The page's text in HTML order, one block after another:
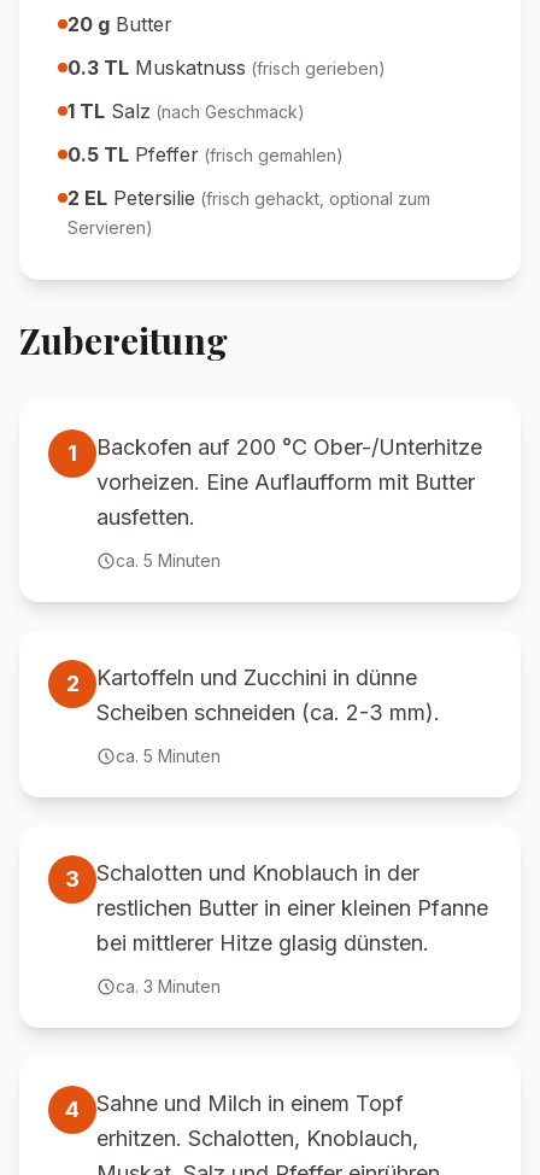
20 g Butter
0.3 TL Muskatnuss (frisch gerieben)
1 TL Salz (nach Geschmack)
0.5 TL Pfeffer (frisch gemahlen)
2 EL Petersilie (frisch gehackt, optional zum
Servieren)
Zubereitung
1
Backofen auf 200 °C Ober-/Unterhitze
vorheizen. Eine Auflaufform mit Butter
ausfetten.
ca. 5 Minuten
2
Kartoffeln und Zucchini in dünne
Scheiben schneiden (ca. 2-3 mm).
ca. 5 Minuten
3
Schalotten und Knoblauch in der
restlichen Butter in einer kleinen Pfanne
bei mittlerer Hitze glasig dünsten.
ca. 3 Minuten
4
Sahne und Milch in einem Topf
erhitzen. Schalotten, Knoblauch,